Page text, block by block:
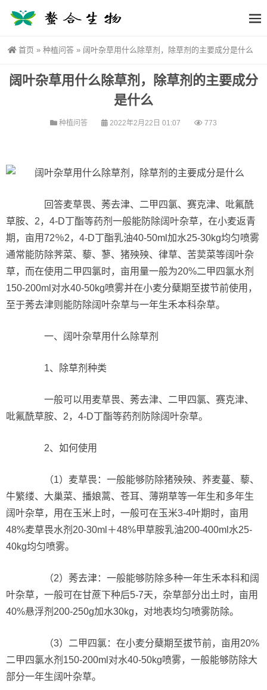
首页 » 种植问答 » 阔叶杂草用什么除草剂，除草剂的主要成分是什么
阔叶杂草用什么除草剂，除草剂的主要成分
是什么
种植问答 2022年2月22日 01:07 773
回答麦草畏、莠去津、二甲四氯、赛克津、吡氟酰
草胺、2，4-D丁酯等药剂一般能防除阔叶杂草，在小麦返青
期，亩用72％2，4-D丁酯乳油40-50ml加水25-30kg均匀喷雾
通常能防除荠菜、藜、蓼、猪殃殃、律草、苦荬菜等阔叶杂
草，而在使用二甲四氯时，亩用量一般为20%二甲四氯水剂
150-200ml对水40-50kg喷雾并在小麦分蘖期至拔节前使用，
至于莠去津则能防除阔叶杂草与一年生禾本科杂草。
一、阔叶杂草用什么除草剂
1、除草剂种类
一般可以用麦草畏、莠去津、二甲四氯、赛克津、
吡氟酰草胺、2，4-D丁酯等药剂防除阔叶杂草。
2、如何使用
（1）麦草畏：一般能够防除猪殃殃、荞麦蔓、藜、
牛繁缕、大巢菜、播娘蒿、苍耳、薄朔草等一年生和多年生
阔叶杂草，用在玉米上时，一般可在玉米3-4叶期时，亩用
48%麦草畏水剂20-30ml＋48%甲草胺乳油200-400ml水25-
40kg均匀喷雾。
（2）莠去津：一般能够防除多种一年生禾本科和阔
叶杂草，一般可在甘蔗下种后5-7天，杂草部分出土时，亩用
40%悬浮剂200-250g加水30kg，对地表均匀喷雾防除。
（3）二甲四氯：在小麦分蘖期至拔节前，亩用20%
二甲四氯水剂150-200ml对水40-50kg喷雾，一般能够防除大
部分一年生阔叶杂草。